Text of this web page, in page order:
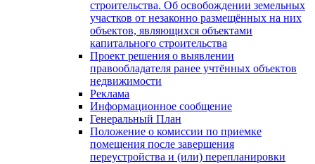
строительства. Об освобождении земельных
участков от незаконно размещённых на них
объектов, являющихся объектами
капитального строительства
Проект решения о выявлении
правообладателя ранее учтённых объектов
недвижимости
Реклама
Информационное сообщение
Генеральный План
Положение о комиссии по приемке
помещения после завершения
переустройства и (или) перепланировки